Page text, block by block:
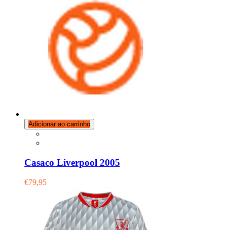
Adicionar ao carrinho
Casaco Liverpool 2005
€79,95